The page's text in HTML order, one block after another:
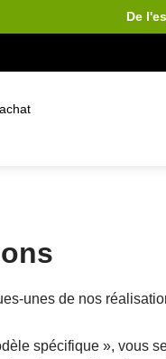
De
unes de nos
spécifique », vous